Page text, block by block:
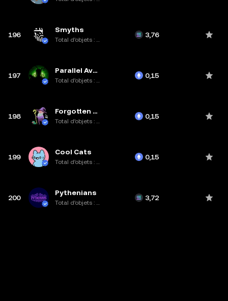
196
Smyths
Total d’objets : 4,5K
3,76
197
Parallel Avatars
Total d’objets : 11K
0,15
198
Forgotten Runes Wizards Cult
Total d’objets : 10K
0,15
199
Cool Cats
Total d’objets : 10K
0,15
200
Pythenians
Total d’objets : 3,7K
3,72